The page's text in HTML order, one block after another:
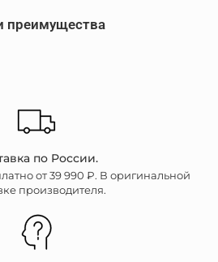
преимущества
по России.
от 39 990 ₽. В оригинальной
производителя.